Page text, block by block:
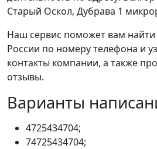
Старый Оскол, Дубрава 1
Наш сервис поможет вам
России по номеру телефона и
контакты компании, а также
отзывы.
Варианты
4725434704;
74725434704;